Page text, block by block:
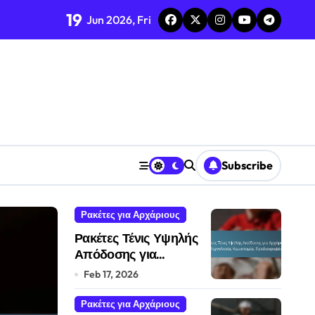
19 Jun 2026, Fri
Subscribe
Ρακέτες για Αρχάριους
Ρακέτες για Αρχάριους
Ρακέτες Τένις Υψηλής
Απόδοσης για
Αρχάριους: Τεχνολογία,
Καινοτομία,
Προδιαγραφές
Feb 17, 2026
Ρακέτες για Αρχάριους